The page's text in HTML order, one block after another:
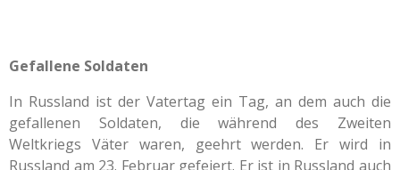
Gefallene Soldaten
In Russland ist der Vatertag ein Tag, an dem auch die
gefallenen Soldaten, die während des Zweiten
Weltkriegs Väter waren, geehrt werden. Er wird in
Russland am 23. Februar gefeiert. Er ist in Russland auch